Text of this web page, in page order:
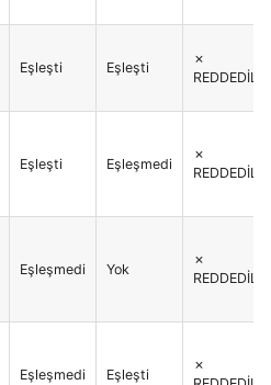
Eşleşti Eşleşti
✗
REDDEDİLİR
Eşleşti Eşleşmedi
✗
REDDEDİLİR
Eşleşmedi Yok
✗
REDDEDİLİR
Eşleşmedi Eşleşti
✗